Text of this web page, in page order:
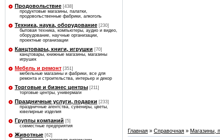
Продовольствие [438]
продуктовые магазины, палатки,
продовольственные фабрики, алкоголь
Техника, наука, оборудование [230]
бытовая техника, компьютеры, аудио и видео,
оборудование, научные организации,
проектные организации
Канцтовары, книги, игрушки [70]
канцтовары, книжные магазины, магазины
игрушек
Мебель и ремонт [351]
мебельные магазины и фабрики, все для
ремонта и строительства, интерьер и декор
Торговые и бизнес центры [211]
торговые центры, универмаги
Праздничные услуги, подарки [233]
праздничные агентства, сувениры, цветы,
ювелирные изделия
Группы компаний [5]
совместные предприятия
Животные [62]
Главная » Справочная » Магазины,